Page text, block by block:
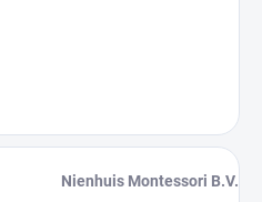
Nienhuis Montessori B.V.